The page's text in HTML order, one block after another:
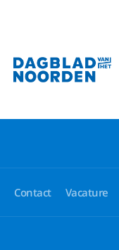
Contact Vacature